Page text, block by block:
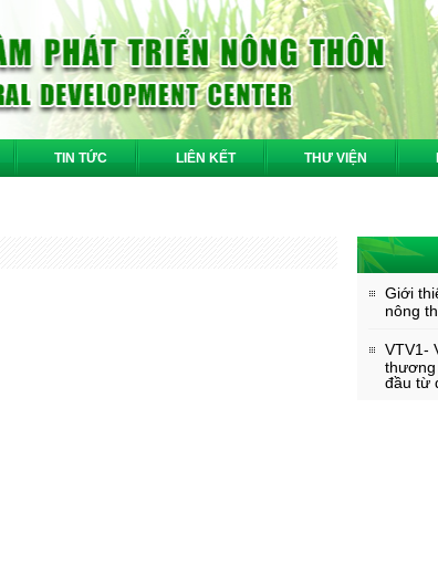
TIN TỨC LIÊN KẾT THƯ VIỆN
Giới
nông
VTV1-
thương
đầu từ